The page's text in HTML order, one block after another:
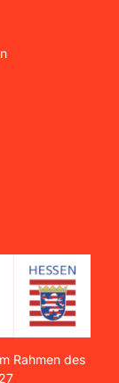
Rahmen des